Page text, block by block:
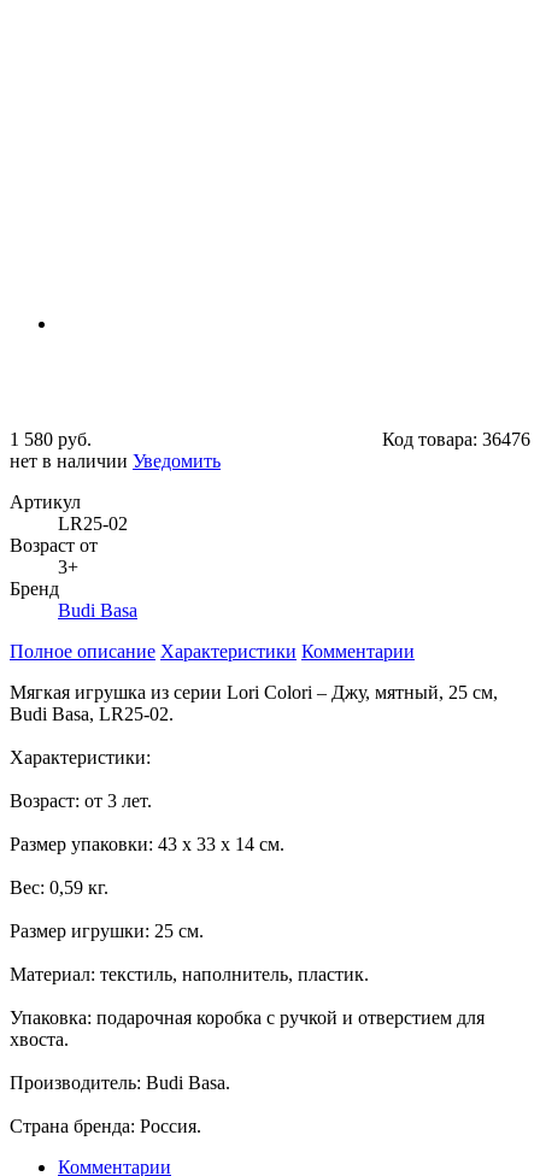
1 580 руб. Код товара: 36476
нет в наличии Уведомить
Артикул
LR25-02
Возраст от
3+
Бренд
Budi Basa
Полное описание Характеристики Комментарии
Мягкая игрушка из серии Lori Colori – Джу, мятный, 25 см,
Budi Basa, LR25-02.
Характеристики:
Возраст: от 3 лет.
Размер упаковки: 43 х 33 х 14 см.
Вес: 0,59 кг.
Размер игрушки: 25 см.
Материал: текстиль, наполнитель, пластик.
Упаковка: подарочная коробка с ручкой и отверстием для
хвоста.
Производитель: Budi Basa.
Страна бренда: Россия.
Комментарии